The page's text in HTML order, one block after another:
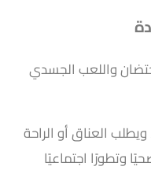
واللعب الجسدي
العناق أو الراحة
وتطورًا اجتماعيًا